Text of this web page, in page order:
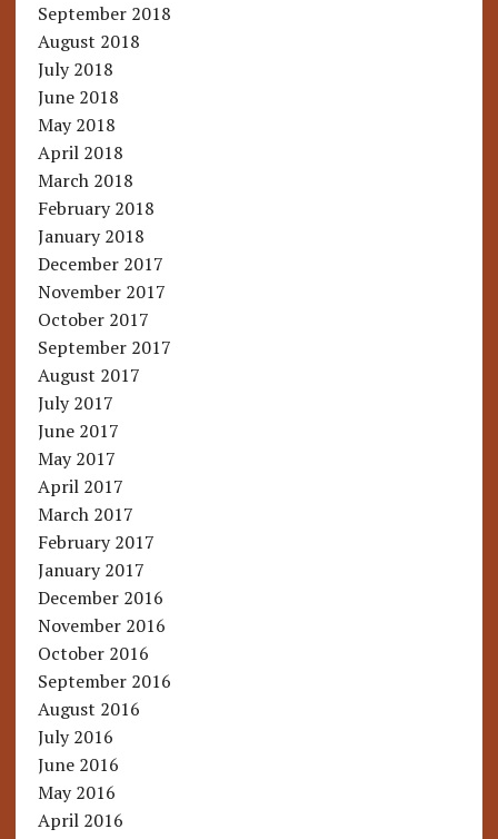
September 2018
August 2018
July 2018
June 2018
May 2018
April 2018
March 2018
February 2018
January 2018
December 2017
November 2017
October 2017
September 2017
August 2017
July 2017
June 2017
May 2017
April 2017
March 2017
February 2017
January 2017
December 2016
November 2016
October 2016
September 2016
August 2016
July 2016
June 2016
May 2016
April 2016